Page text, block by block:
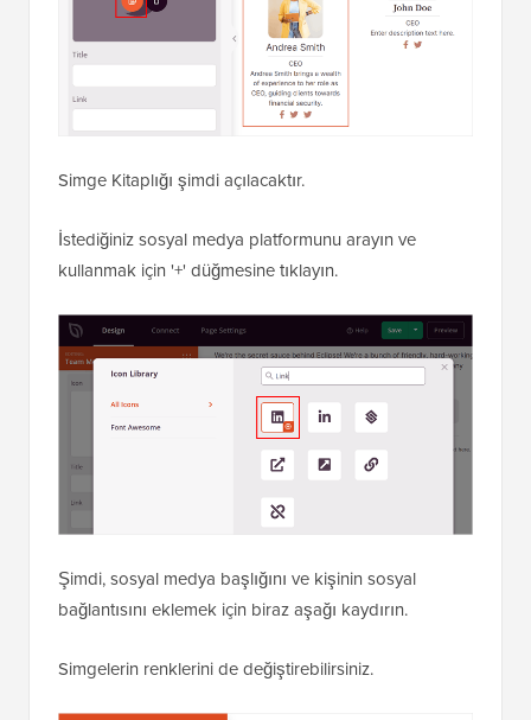
Simge Kitaplığı şimdi açılacaktır.
İstediğiniz sosyal medya platformunu arayın ve
kullanmak için '+' düğmesine tıklayın.
Şimdi, sosyal medya başlığını ve kişinin sosyal
bağlantısını eklemek için biraz aşağı kaydırın.
Simgelerin renklerini de değiştirebilirsiniz.